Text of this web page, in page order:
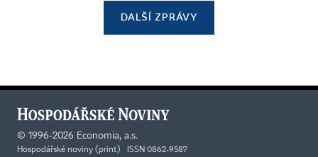
DALŠÍ ZPRÁVY
© 1996-2026 Economia, a.s.
Hospodářské noviny (print) ISSN 0862-9587